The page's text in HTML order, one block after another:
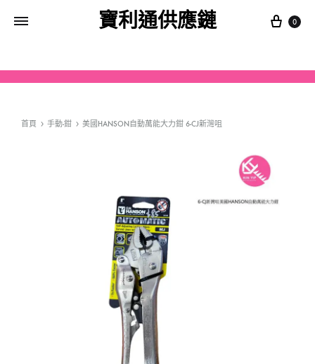
寶利通供應鏈 0
首頁 手動-鉗 美國HANSON自動萬能大力鉗 6-CJ新灣咀